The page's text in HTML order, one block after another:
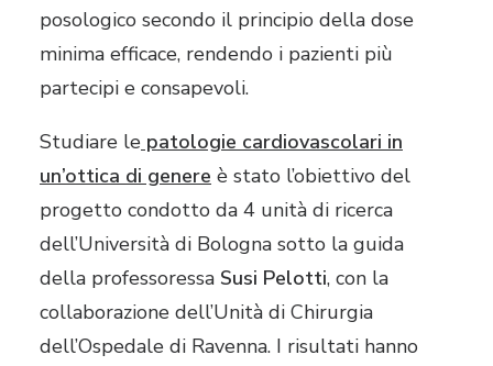
posologico secondo il principio della dose
minima efficace, rendendo i pazienti più
partecipi e consapevoli.
Studiare le patologie cardiovascolari in
un’ottica di genere è stato l’obiettivo del
progetto condotto da 4 unità di ricerca
dell’Università di Bologna sotto la guida
della professoressa Susi Pelotti, con la
collaborazione dell’Unità di Chirurgia
dell’Ospedale di Ravenna. I risultati hanno